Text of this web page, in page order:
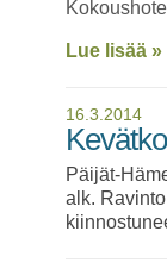
Lue lisää »
16.3.2014
Päijät-
alk.